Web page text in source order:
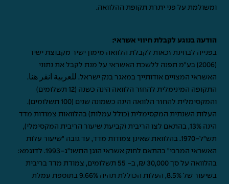
ומשולמת על פני יתרת תקופת ההלוואה.
הודעה בנוגע לקבלת חיווי אשראי:
בפנייה לבחינת זכאות לקבלת הלוואה מימון ישיר מקבוצת ישיר
(2006) בע"מ תפנה ללשכת האשראי על מנת לקבל את נתוני
האשראי המצויים אודותייך במאגר בנק ישראל. للعربية انقر هنا.
התקופה המינימלית להחזר הלוואה הינה כשנה (12 תשלומים)
והמקסימלית להחזר הלוואה הינה כשמונה שנים (100 תשלומים).
העלות השנתית המקסימלית (כולל עמלות) בהלוואות צמודות מדד
הינה 13%, בהתאם לצו הריבית (קביעת שיעור הריבית המקסימלי),
תש"ל-1970. בהלוואת שאינן צמודות מדד, עד גובה "שיעור עלות
האשראי המרבי" בהתאם לחוק אשראי הוגן התשנ"ג-1993. לדוגמא:
בהלוואה על סך 30,000 ₪, ב- 55 תשלומים, צמודת מדד בריבית
בשיעור של 8.5%, העלות הכוללת תהיה 9.66% בתוספת עמלת